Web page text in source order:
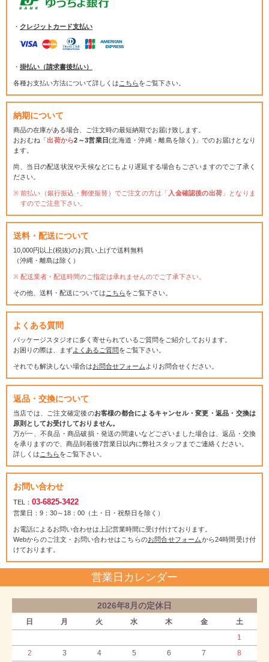
・ クレジットカード支払い
・ 掛払い（請求書後払い）
各種お支払い方法について詳しくは こちらをご覧下さい。
納期について
商品の在庫がある場合、ご注文時の最短納期でお届け致します。
おおむね「出荷から2～3営業日(北海道・沖縄・離島を除く)」でのお届けとなり
ます。
尚、当日の配送状況や天候などにもより遅延する場合もございますのでご了承く
ださい。
前払い（銀行振込・郵便振替）でご注文の方は「 入金確認後の出荷 」となりま
すのでご注意下さい。
送料・配送について
10,000円以上(税抜)のお買い上げで送料無料
（沖縄・離島は除く）
配送業者・配送時間のご指定は承れませんのでご了承下さい。
その他、送料・配送については こちらをご覧下さい。
よくある質問
パッケージスタジオに多く寄せられているご質問をご紹介しております。
お困りの際は、まずよくあるご質問をご覧下さい。
それでも解決しない場合はお問合せフォーム よりお問合せください。
返品・交換について
当店では、ご注文確定後のお客様の都合によるキャンセル・変更・返品・交換は
原則としてお受けしておりません。
万が一、不良品・商品破損・発送の間違いなどございました場合は、返品・交換
を承りますので、商品到着後7営業日以内に弊社スタッフまでご連絡ください。
詳しくは こちらをご覧下さい。
お問い合わせ
TEL： 03-6825-3422
営業日：9：30～18：00（土・日・祝祭日を除く）
お電話によるお問い合わせは上記営業時間に受け付けております。
Webからのご注文・お問い合わせはこちらのお問合せフォームから24時間受け付
けております。
営業日カレンダー
2026年8月の定休日
日 月 火 水 木 金
土
1
2
3 4 5 6 7
8